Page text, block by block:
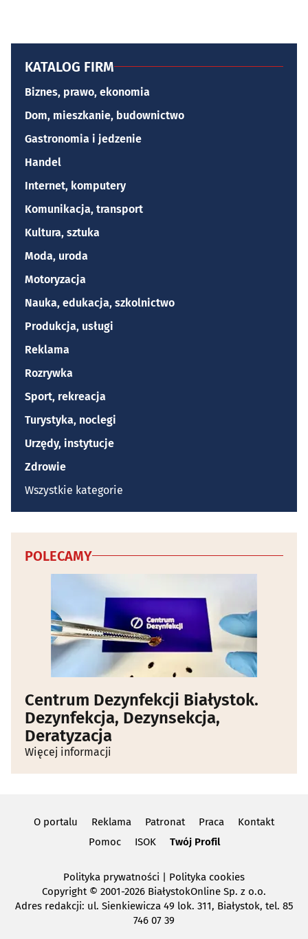
KATALOG FIRM
Biznes, prawo, ekonomia
Dom, mieszkanie, budownictwo
Gastronomia i jedzenie
Handel
Internet, komputery
Komunikacja, transport
Kultura, sztuka
Moda, uroda
Motoryzacja
Nauka, edukacja, szkolnictwo
Produkcja, usługi
Reklama
Rozrywka
Sport, rekreacja
Turystyka, noclegi
Urzędy, instytucje
Zdrowie
Wszystkie kategorie
POLECAMY
Centrum Dezynfekcji Białystok.
Dezynfekcja, Dezynsekcja,
Deratyzacja
Więcej informacji
O portalu Reklama Patronat Praca
Kontakt
Pomoc
ISOK Twój Profil
Polityka prywatności | Polityka cookies
Copyright© 2001-2026 BiałystokOnline Sp. z o.o.
Adres redakcji: ul. Sienkiewicza 49 lok. 311, Białystok, tel. 85
746 07 39